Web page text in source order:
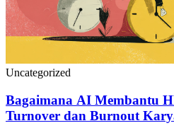
Uncategorized
Bagaimana AI Membantu
Turnover dan Burnout